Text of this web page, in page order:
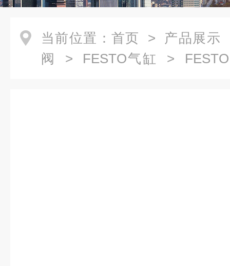
当前位置： 首页 > 产品展示
阀
> FESTO气缸 > FESTO